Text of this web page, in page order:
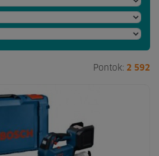
Pontok: 2 592